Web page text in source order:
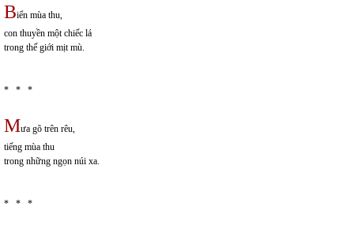
Biển mùa thu,
con thuyền một chiếc lá
trong thế giới mịt mù.
* * *
Mưa gõ trên rêu,
tiếng mùa thu
trong những ngọn núi xa.
* * *